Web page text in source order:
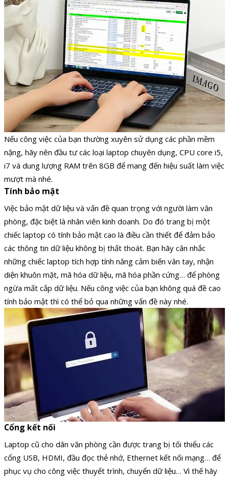
Nếu công việc của bạn thường xuyên sử dụng các phần mềm
nặng, hãy nên đầu tư các loại laptop chuyên dụng, CPU core i5,
i7 và dung lượng RAM trên 8GB để mang đến hiệu suất làm việc
mượt mà nhé.
Tính bảo mật
Việc bảo mật dữ liệu và vấn đề quan trọng với người làm văn
phòng, đặc biệt là nhân viên kinh doanh. Do đó trang bị một
chiếc laptop có tính bảo mật cao là điều cần thiết để đảm bảo
các thông tin dữ liệu không bị thất thoát. Bạn hãy cân nhắc
những chiếc laptop tích hợp tính năng cảm biến vân tay, nhận
diện khuôn mặt, mã hóa dữ liệu, mã hóa phần cứng… để phòng
ngừa mất cắp dữ liệu. Nếu công việc của bạn không quá đề cao
tính bảo mật thì có thể bỏ qua những vấn đề này nhé.
Cổng kết nối
Laptop cũ cho dân văn phòng cần được trang bị tối thiểu các
cổng USB, HDMI, đầu đọc thẻ nhớ, Ethernet kết nối mạng… để
phục vụ cho công việc thuyết trình, chuyển dữ liệu… Vì thế hãy